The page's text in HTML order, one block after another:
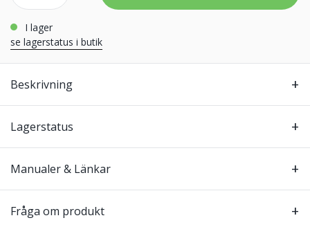
i lager
se lagerstatus i butik
Beskrivning
Lagerstatus
Manualer & Länkar
Fråga om produkt